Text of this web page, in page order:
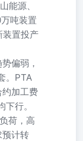
能源、
吨装置
装置投产
偏弱，
。PTA
加工费
行。
荷，高
预计转